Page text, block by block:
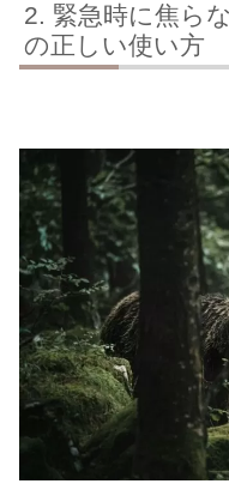
緊急時に焦ら
の正しい使い方